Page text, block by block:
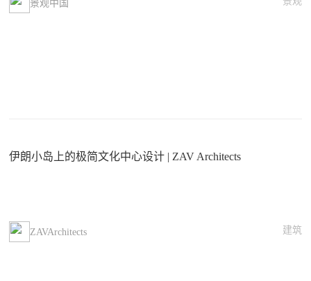
景观中国
伊朗小岛上的极简文化中心设计 | ZAV Architects
ZAVArchitects 建筑